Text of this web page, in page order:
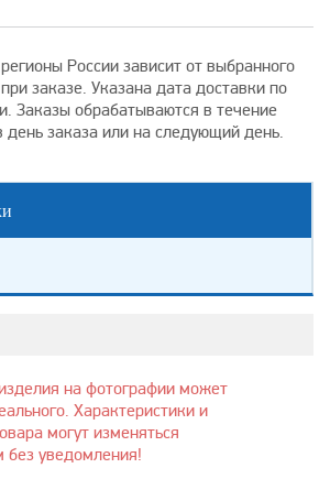
России зависит от выбранного
заказе. Указана дата доставки по
Заказы обрабатываются в течение
день заказа или на следующий день.
на фотографии может
Характеристики и
могут изменяться
без уведомления!